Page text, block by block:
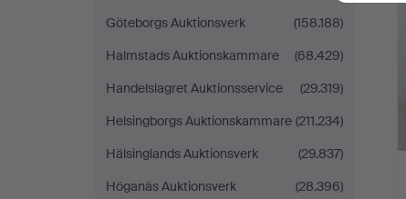
Göteborgs Auktionsverk
(158.188)
Halmstads Auktionskammare
(68.429)
Handelslagret Auktionsservice
(29.319)
Helsingborgs Auktionskammare (211.234)
Hälsinglands Auktionsverk
(29.837)
Höganäs Auktionsverk
(28.396)